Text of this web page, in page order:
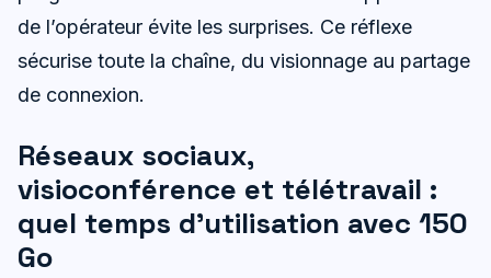
de l’opérateur évite les surprises. Ce réflexe
sécurise toute la chaîne, du visionnage au partage
de connexion.
Réseaux sociaux,
visioconférence et télétravail :
quel temps d’utilisation avec 150
Go